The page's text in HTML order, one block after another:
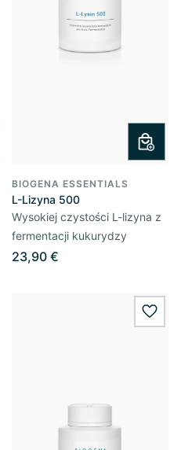
BIOGENA ESSENTIALS
L-Lizyna 500
Wysokiej czystości L-lizyna z
fermentacji kukurydzy
23,90 €